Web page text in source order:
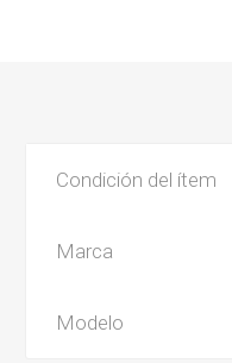
Condición del ítem
Marca
Modelo